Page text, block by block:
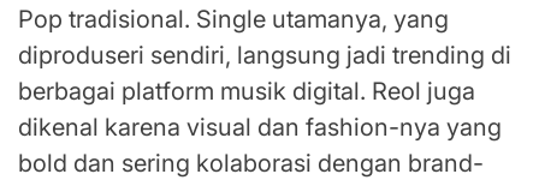
Pop tradisional. Single utamanya, yang
diproduseri sendiri, langsung jadi trending di
berbagai platform musik digital. Reol juga
dikenal karena visual dan fashion-nya yang
bold dan sering kolaborasi dengan brand-